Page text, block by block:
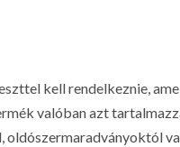
kell rendelkeznie,
valóban azt
oldószermaradványoktól